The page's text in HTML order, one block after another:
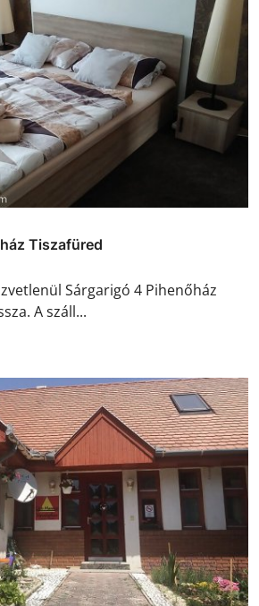
Tiszafüred
Sárgarigó 4 Pihenőház
A száll...